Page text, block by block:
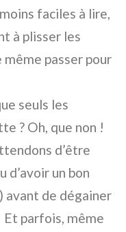
faciles à lire,
à plisser les
passer pour
seuls les
? Oh, que non !
d’être
d’avoir un bon
avant de dégainer
parfois, même